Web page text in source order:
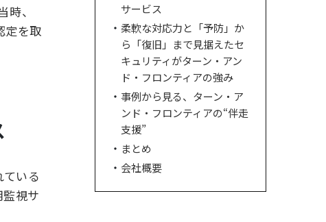
、
定を取
いる
視サ
サービス
柔軟な対応力と「予防」か
ら「復旧」まで見据えたセ
キュリティがターン・アン
ド・フロンティアの強み
事例から見る、ターン・ア
ンド・フロンティアの“伴走
支援”
まとめ
会社概要